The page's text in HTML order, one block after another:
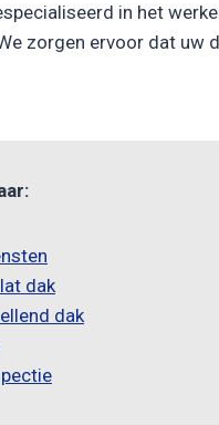
in het
zorgen ervoor dat
dak
dak